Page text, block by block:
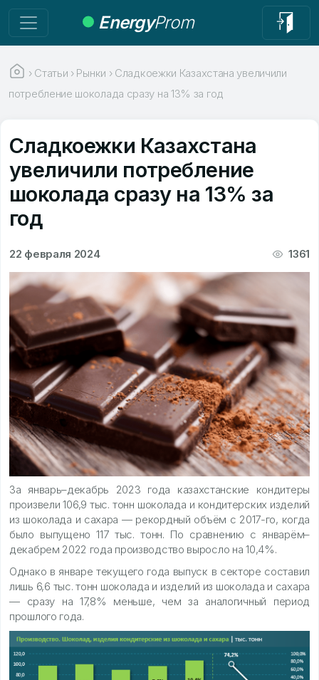
EnergyProm
› Статьи › Рынки › Сладкоежки Казахстана увеличили
потребление шоколада сразу на 13% за год
Сладкоежки Казахстана
увеличили потребление
шоколада сразу на 13% за
год
22 февраля 2024 1361
За январь–декабрь 2023 года казахстанские кондитеры
произвели 106,9 тыс. тонн шоколада и кондитерских изделий
из шоколада и сахара — рекордный объём с 2017-го, когда
было выпущено 117 тыс. тонн. По сравнению с январём–
декабрем 2022 года производство выросло на 10,4%.
Однако в январе текущего года выпуск в секторе составил
лишь 6,6 тыс. тонн шоколада и изделий из шоколада и сахара
— сразу на 17,8% меньше, чем за аналогичный период
прошлого года.